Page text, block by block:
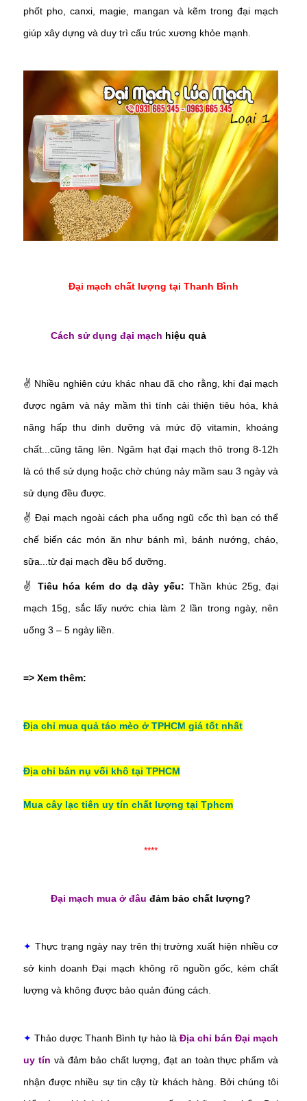
phốt pho, canxi, magie, mangan và kẽm trong đại mạch
giúp xây dựng và duy trì cấu trúc xương khỏe mạnh.
Đại mạch chất lượng tại Thanh Bình
Cách sử dụng đại mạch hiệu quả
✌ Nhiều nghiên cứu khác nhau đã cho rằng, khi đại mạch
được ngâm và nảy mầm thì tính cải thiện tiêu hóa, khả
năng hấp thu dinh dưỡng và mức độ vitamin, khoáng
chất...cũng tăng lên. Ngâm hạt đại mạch thô trong 8-12h
là có thể sử dụng hoặc chờ chúng nảy mầm sau 3 ngày và
sử dụng đều được.
✌Đại mạch ngoài cách pha uống ngũ cốc thì bạn có thể
chế biến các món ăn như bánh mì, bánh nướng, cháo,
sữa...từ đại mạch đều bổ dưỡng.
✌ Tiêu hóa kém do dạ dày yếu: Thần khúc 25g, đại
mạch 15g, sắc lấy nước chia làm 2 lần trong ngày, nên
uống 3 – 5 ngày liền.
=> Xem thêm:
Địa chỉ mua quả táo mèo ở TPHCM giá tốt nhất
Địa chỉ bán nụ vối khô tại TPHCM
Mua cây lạc tiên uy tín chất lượng tại Tphcm
****
Đại mạch mua ở đâu đảm bảo chất lượng?
✦ Thực trạng ngày nay trên thị trường xuất hiện nhiều cơ
sở kinh doanh Đại mạch không rõ nguồn gốc, kém chất
lượng và không được bảo quản đúng cách.
✦ Thảo dược Thanh Bình tự hào làĐịa chỉ bán Đại mạch
uy tín và đảm bảo chất lượng, đạt an toàn thực phẩm và
nhận được nhiều sự tin cậy từ khách hàng. Bởi chúng tôi